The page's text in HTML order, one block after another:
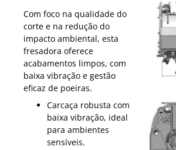
Com foco na qualidade do
corte e na redução do
impacto ambiental, esta
fresadora oferece
acabamentos limpos, com
baixa vibração e gestão
eficaz de poeiras.
Carcaça robusta com
baixa vibração, ideal
para ambientes
sensíveis.